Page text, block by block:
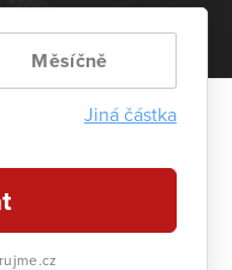
Měsíčně
Jiná částka